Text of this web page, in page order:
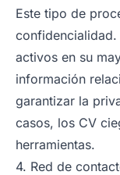
Este tipo de
activos en su
información
garantizar la
casos, los CV
herramientas.
4. Red de